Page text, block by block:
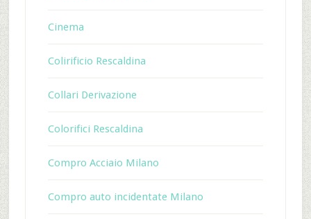
Cinema
Colirificio Rescaldina
Collari Derivazione
Colorifici Rescaldina
Compro Acciaio Milano
Compro auto incidentate Milano